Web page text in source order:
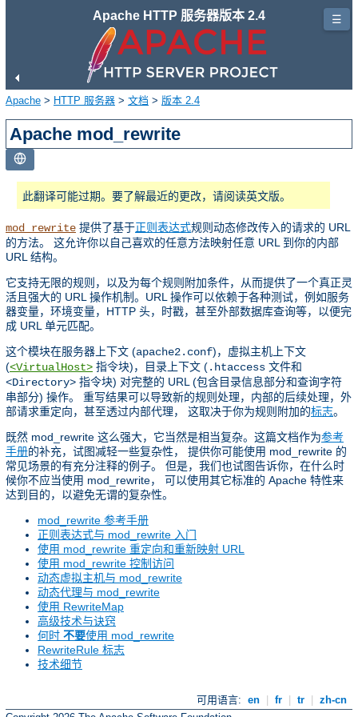
Apache HTTP 服务器版本 2.4
Apache > HTTP 服务器 > 文档 > 版本 2.4
Apache mod_rewrite
此翻译可能过期。要了解最近的更改，请阅读英文版。
mod_rewrite 提供了基于正则表达式规则动态修改传入的请求的 URL
的方法。 这允许你以自己喜欢的任意方法映射任意 URL 到你的内部
URL 结构。
它支持无限的规则，以及为每个规则附加条件，从而提供了一个真正灵
活且强大的 URL 操作机制。URL 操作可以依赖于各种测试，例如服务
器变量，环境变量，HTTP 头，时戳，甚至外部数据库查询等，以便完
成 URL 单元匹配。
这个模块在服务器上下文 (apache2.conf)，虚拟主机上下文
(<VirtualHost> 指令块)，目录上下文 (.htaccess 文件和
<Directory> 指令块) 对完整的 URL (包含目录信息部分和查询字符
串部分) 操作。 重写结果可以导致新的规则处理，内部的后续处理，外
部请求重定向，甚至透过内部代理， 这取决于你为规则附加的标志。
既然 mod_rewrite 这么强大，它当然是相当复杂。这篇文档作为参考
手册的补充，试图减轻一些复杂性， 提供你可能使用 mod_rewrite 的
常见场景的有充分注释的例子。 但是，我们也试图告诉你，在什么时
候你不应当使用 mod_rewrite， 可以使用其它标准的 Apache 特性来
达到目的，以避免无谓的复杂性。
mod_rewrite 参考手册
正则表达式与 mod_rewrite 入门
使用 mod_rewrite 重定向和重新映射 URL
使用 mod_rewrite 控制访问
动态虚拟主机与 mod_rewrite
动态代理与 mod_rewrite
使用 RewriteMap
高级技术与诀窍
何时 不要使用 mod_rewrite
RewriteRule 标志
技术细节
可用语言: en fr tr
zh-cn
☰